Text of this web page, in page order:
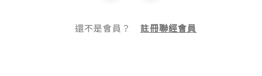
還不是會員？註冊聯經會員